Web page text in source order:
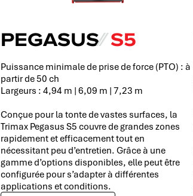
PEGASUS⁄⁄ S5
Puissance minimale de prise de force (PTO) : à
partir de 50 ch
Largeurs : 4,94 m | 6,09 m | 7,23 m
Conçue pour la tonte de vastes surfaces, la
Trimax Pegasus S5 couvre de grandes zones
rapidement et efficacement tout en
nécessitant peu d’entretien. Grâce à une
gamme d’options disponibles, elle peut être
configurée pour s’adapter à différentes
applications et conditions.